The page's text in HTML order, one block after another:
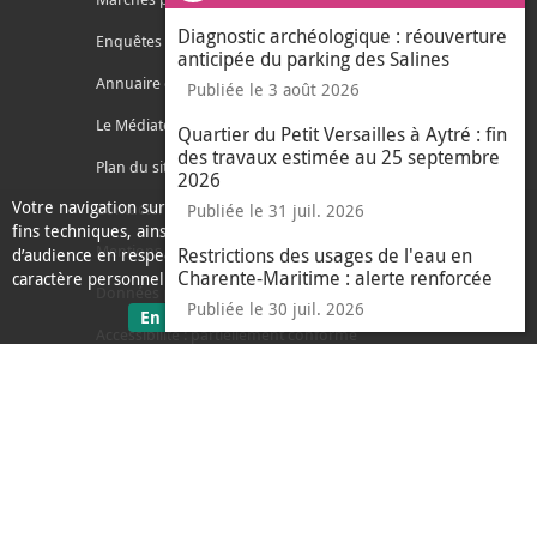
Votre navigation sur ce site nécessite l’usage de cookies pour des
fins techniques, ainsi que des cookies anonymisés de mesure
d’audience en respect de la législation relative aux données à
caractère personnel.
En savoir plussur les données personnelles
J'ai compris
le message
Diagnostic archéologique : réouverture
anticipée du parking des Salines
Publiée le 3 août 2026
Quartier du Petit Versailles à Aytré : fin
des travaux estimée au 25 septembre
2026
Publiée le 31 juil. 2026
Restrictions des usages de l'eau en
Charente-Maritime : alerte renforcée
Publiée le 30 juil. 2026
Enquêtes publiques
Annuaire des services
Le Médiateur de l'Agglo
Plan du site
Contacter l'agglo
Mentions légales
Accessibilité : partiellement conforme